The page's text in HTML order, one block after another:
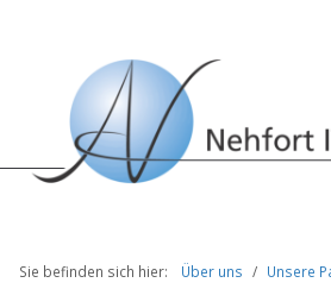
Sie befinden sich hier: Über uns / Unsere